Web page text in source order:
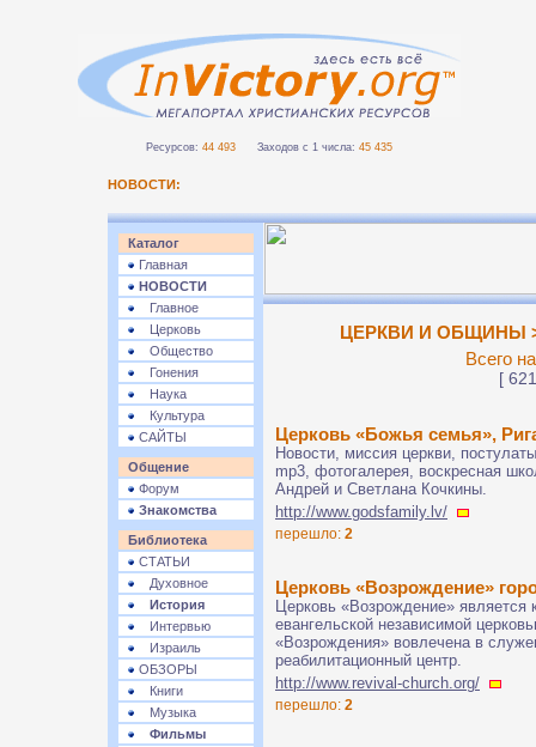
Ресурсов: 44 493 Заходов с 1 числа: 45 435
НОВОСТИ:
Каталог
Главная
НОВОСТИ
Главное
Церковь
Общество
Гонения
Наука
Культура
САЙТЫ
Общение
Форум
Знакомства
Библиотека
СТАТЬИ
Духовное
История
Интервью
Израиль
ОБЗОРЫ
Книги
Музыка
Фильмы
ЦЕРКВИ И ОБЩИНЫ
Всего
[
Церковь «Божья семья»,
Новости, миссия церкви,
mp3, фотогалерея, воскресная
Андрей и Светлана Кочкины.
http://www.godsfamily.lv/
перешло: 2
Церковь «Возрождение»
Церковь «Возрождение» является
евангельской независимой
«Возрождения» вовлечена в
реабилитационный центр.
http://www.revival-church.org/
перешло: 2